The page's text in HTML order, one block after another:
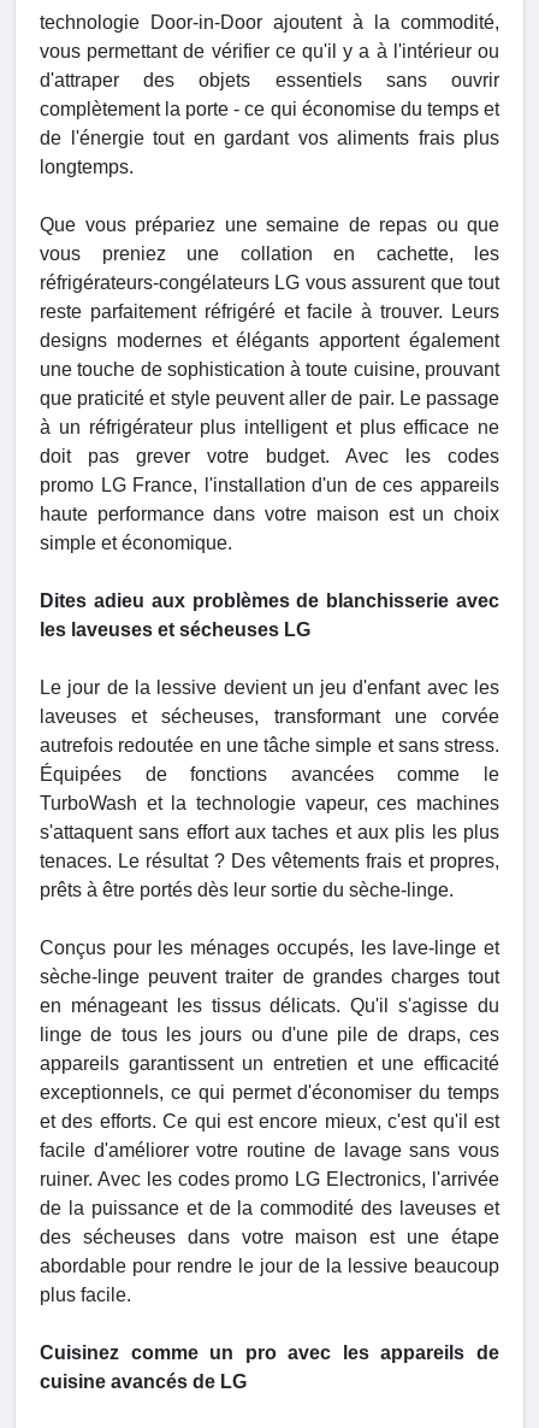
technologie Door-in-Door ajoutent à la commodité,
vous permettant de vérifier ce qu'il y a à l'intérieur ou
d'attraper des objets essentiels sans ouvrir
complètement la porte - ce qui économise du temps et
de l'énergie tout en gardant vos aliments frais plus
longtemps.
Que vous prépariez une semaine de repas ou que
vous preniez une collation en cachette, les
réfrigérateurs-congélateurs LG vous assurent que tout
reste parfaitement réfrigéré et facile à trouver. Leurs
designs modernes et élégants apportent également
une touche de sophistication à toute cuisine, prouvant
que praticité et style peuvent aller de pair. Le passage
à un réfrigérateur plus intelligent et plus efficace ne
doit pas grever votre budget. Avec les codes
promo LG France, l'installation d'un de ces appareils
haute performance dans votre maison est un choix
simple et économique.
Dites adieu aux problèmes de blanchisserie avec
les laveuses et sécheuses LG
Le jour de la lessive devient un jeu d'enfant avec les
laveuses et sécheuses, transformant une corvée
autrefois redoutée en une tâche simple et sans stress.
Équipées de fonctions avancées comme le
TurboWash et la technologie vapeur, ces machines
s'attaquent sans effort aux taches et aux plis les plus
tenaces. Le résultat ? Des vêtements frais et propres,
prêts à être portés dès leur sortie du sèche-linge.
Conçus pour les ménages occupés, les lave-linge et
sèche-linge peuvent traiter de grandes charges tout
en ménageant les tissus délicats. Qu'il s'agisse du
linge de tous les jours ou d'une pile de draps, ces
appareils garantissent un entretien et une efficacité
exceptionnels, ce qui permet d'économiser du temps
et des efforts. Ce qui est encore mieux, c'est qu'il est
facile d'améliorer votre routine de lavage sans vous
ruiner. Avec les codes promo LG Electronics, l'arrivée
de la puissance et de la commodité des laveuses et
des sécheuses dans votre maison est une étape
abordable pour rendre le jour de la lessive beaucoup
plus facile.
Cuisinez comme un pro avec les appareils de
cuisine avancés de LG